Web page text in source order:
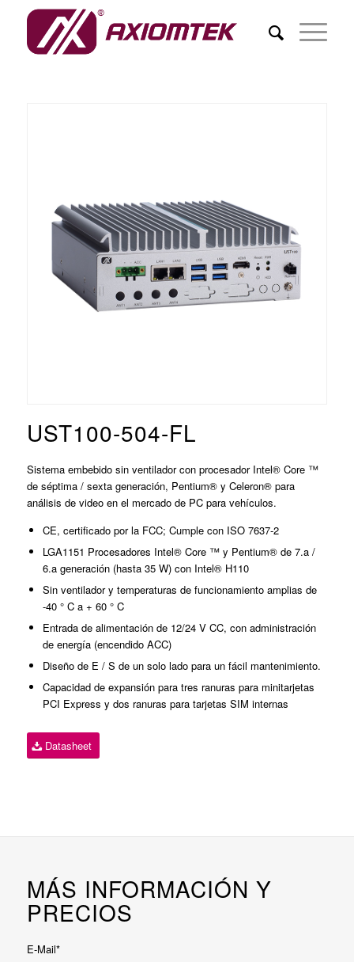
UST100-504-FL
Sistema embebido sin ventilador con procesador Intel® Core ™
de séptima / sexta generación, Pentium® y Celeron® para
análisis de video en el mercado de PC para vehículos.
CE, certificado por la FCC; Cumple con ISO 7637-2
LGA1151 Procesadores Intel® Core ™ y Pentium® de 7.a /
6.a generación (hasta 35 W) con Intel® H110
Sin ventilador y temperaturas de funcionamiento amplias de
-40 ° C a + 60 ° C
Entrada de alimentación de 12/24 V CC, con administración
de energía (encendido ACC)
Diseño de E / S de un solo lado para un fácil mantenimiento.
Capacidad de expansión para tres ranuras para minitarjetas
PCI Express y dos ranuras para tarjetas SIM internas
Datasheet
MÁS INFORMACIÓN Y
PRECIOS
E-Mail*